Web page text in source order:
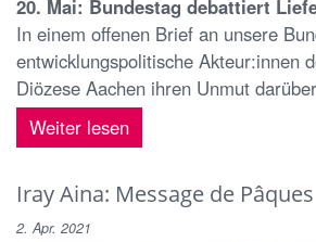
20. Mai: Bundestag debattiert
In einem offenen Brief an unsere
entwicklungspolitische Akteur:innen
Diözese Aachen ihren Unmut
Weiter lesen
Iray Aina: Message de Pâques
2. Apr. 2021